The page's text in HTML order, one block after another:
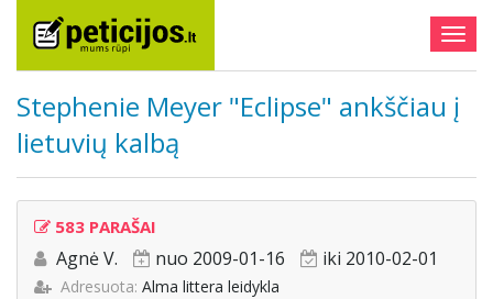
Stephenie Meyer "Eclipse" ankščiau į
lietuvių kalbą
583 PARAŠAI
Agnė V. nuo 2009-01-16 iki 2010-02-01
Adresuota: Alma littera leidykla